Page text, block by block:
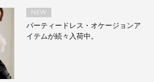
NEW
パーティードレス・オケージョンア
イテムが続々入荷中。